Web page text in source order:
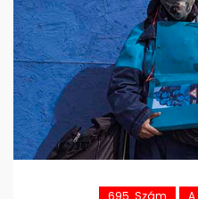
695. Szám